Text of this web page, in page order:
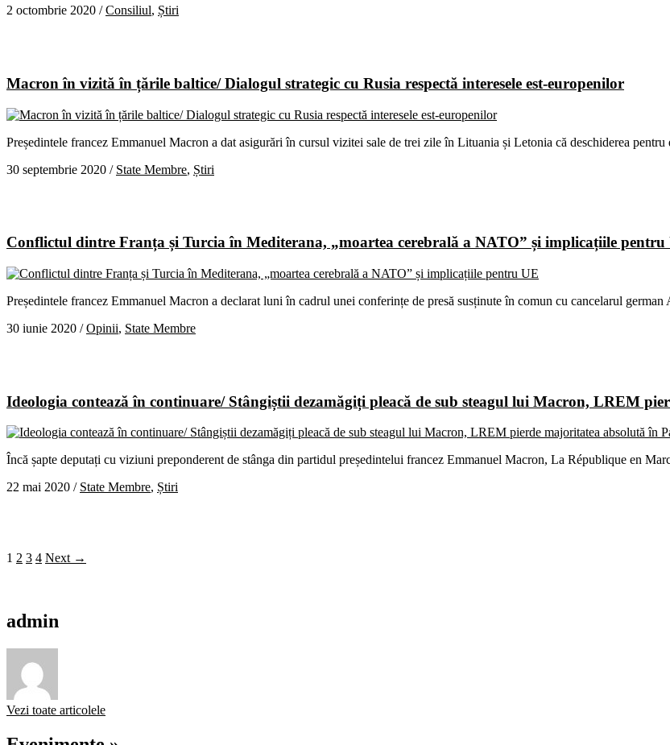
2 octombrie 2020 /Consiliul, Știri
Macron în vizită în țările baltice/ Dialogul strategic cu Rusia respectă interesele est-europenilor
Președintele francez Emmanuel Macron a dat asigurări în cursul vizitei sale de trei zile în Lituania și Letonia că deschiderea
30 septembrie 2020 / State Membre, Știri
Conflictul dintre Franța și Turcia în Mediterana, „moartea cerebrală a NATO” și implicațiile pentru
Președintele francez Emmanuel Macron a declarat luni în cadrul unei conferințe de presă susținute în comun cu cancelarul
30 iunie 2020 /Opinii, State Membre
Ideologia contează în continuare/ Stângiștii dezamăgiți pleacă de sub steagul lui Macron, LREM
Încă șapte deputați cu viziuni preponderent de stânga din partidul președintelui francez Emmanuel Macron, La République en
22 mai 2020 / State Membre, Știri
1 2 3 4 Next →
admin
Vezi toate articolele